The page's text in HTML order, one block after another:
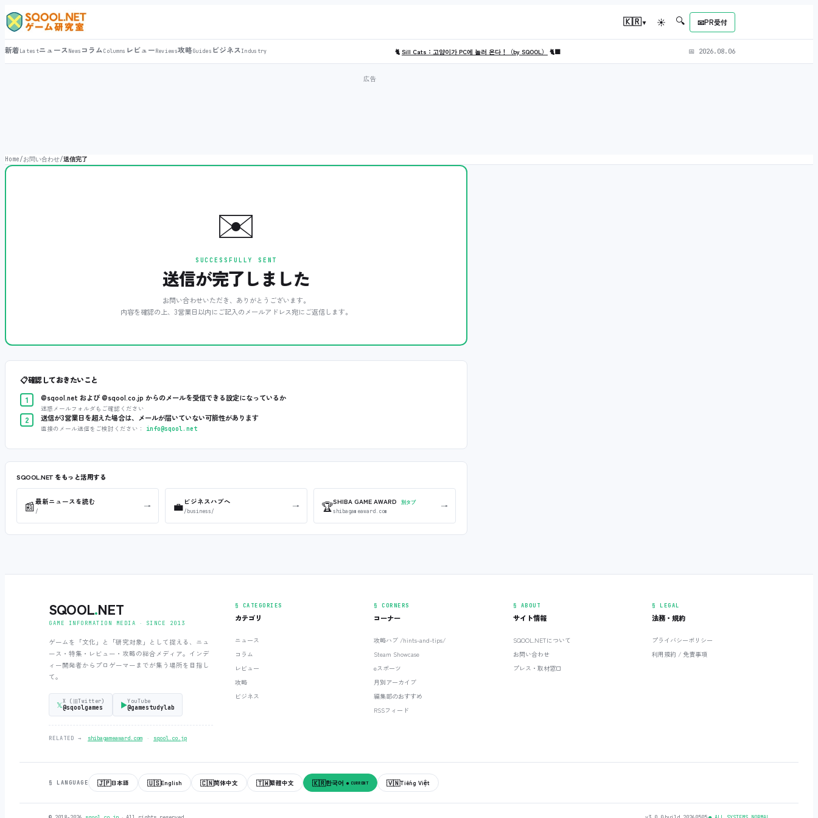
🇰🇷▾ ☀ 🔍 📧PR受付
新着LatestニュースNews コラムColumns レビューReviews攻略Guides ビジネスIndustry 🐈Sill Cats：고양이가 PC에 놀러 온다！（by SQOOL） 🐈‍⬛ 📅 2026.08.06
Home/お問い合わせ/送信完了
✉️
SUCCESSFULLY SENT
送信が完了しました
お問い合わせいただき、ありがとうございます。
内容を確認の上、3営業日以内にご記入のメールアドレス宛にご返信します。
📋確認しておきたいこと
1
@sqool.net および @sqool.co.jp からのメールを受信できる設定になっているか
迷惑メールフォルダもご確認ください
2 送信が3営業日を超えた場合は、メールが届いていない可能性があります
直接のメール送信をご検討ください： info@sqool.net
SQOOL.NET をもっと活用する
📰最新ニュースを読む
/ → 💼 ビジネスハブへ
/business/ → 🏆SHIBA GAME AWARD
別タブ
shibagameaward.com
→
SQOOL.NET
GAME INFORMATION MEDIA ‧ SINCE 2013
ゲームを「文化」と「研究対象」として捉える、ニュ
ース・特集・レビュー・攻略の総合メディア。インデ
ィー開発者からプロゲーマーまでが集う場所を目指し
て。
𝕏X (旧Twitter)
@sqoolgames ▶YouTube
@gamestudylab
RELATED → shibagameaward.com ‧ sqool.co.jp
§ CATEGORIES
カテゴリ
ニュース
コラム
レビュー
攻略
ビジネス
§ CORNERS
コーナー
攻略ハブ /hints-and-tips/
Steam Showcase
eスポーツ
月別アーカイブ
編集部のおすすめ
RSSフィード
§ ABOUT
サイト情報
SQOOL.NETについて
お問い合わせ
プレス・取材窓口
§ LEGAL
法務・規約
プライバシーポリシー
利用規約 / 免責事項
§ LANGUAGE 🇯🇵日本語 🇺🇸English 🇨🇳简体中文 🇹🇼繁體中文 🇰🇷한국어 ● CURRENT 🇻🇳Tiếng Việt